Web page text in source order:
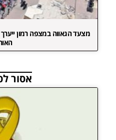
מצעד הגאווה במצפה רמון
אסור